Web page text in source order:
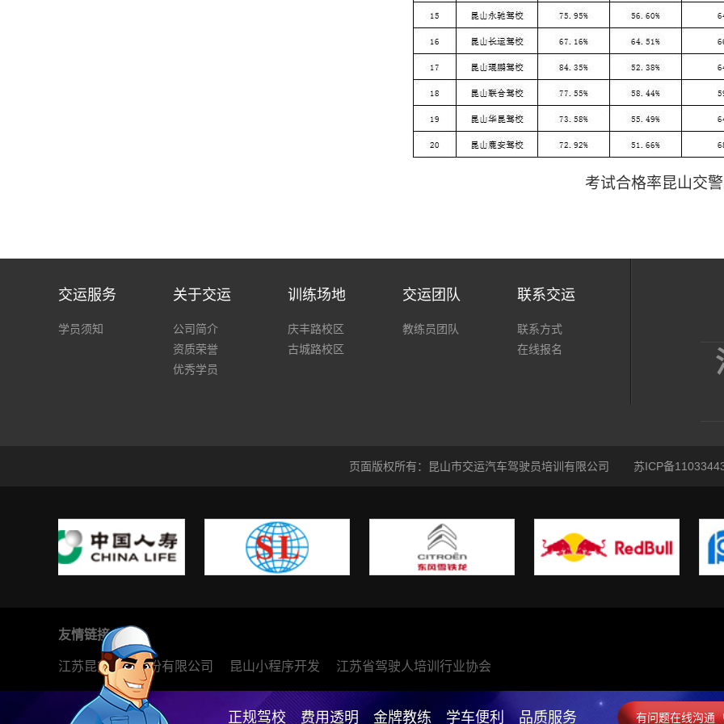
考试合格率昆山交
交运服务
学员须知
关于交运
公司简介
资质荣誉
优秀学员
训练场地
庆丰路校区
古城路校区
交运团队
教练员团队
联系交运
联系方式
在线报名
页面版权所有：昆山市交运汽车驾驶员培训有限公司 苏ICP备
正规驾校 费用透明 金牌教练 学车便利 品质服务 有问题在线沟通
友情链接
江苏昆交物流股份有限公司 昆山小程序开发 江苏省驾驶人培训行业协会